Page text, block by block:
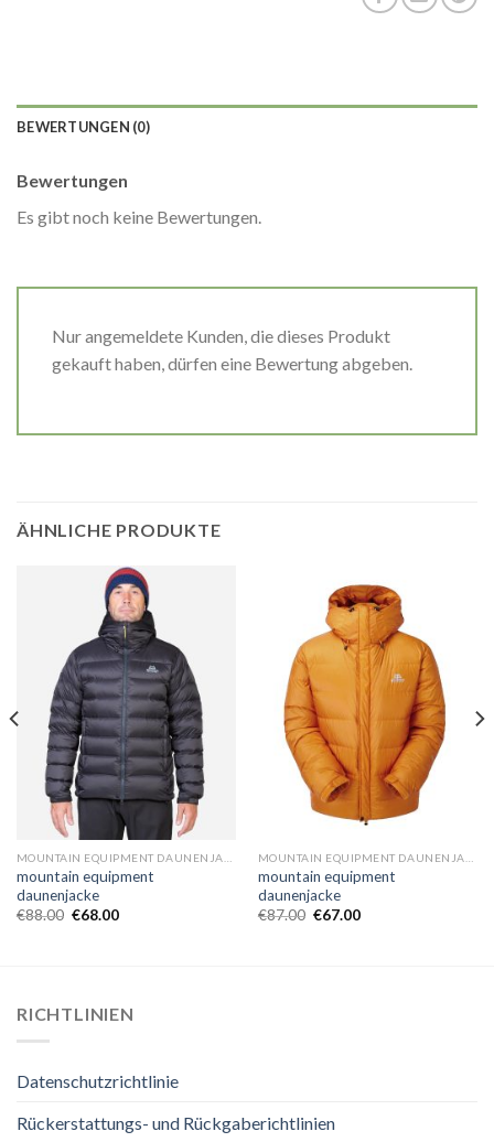
BEWERTUNGEN (0)
Bewertungen
Es gibt noch keine Bewertungen.
Nur angemeldete Kunden, die dieses Produkt
gekauft haben, dürfen eine Bewertung abgeben.
ÄHNLICHE PRODUKTE
mountain equipment
daunenjacke
€88.00 €68.00
mountain equipment
daunenjacke
€87.00 €67.00
RICHTLINIEN
Datenschutzrichtlinie
Rückerstattungs- und Rückgaberichtlinien